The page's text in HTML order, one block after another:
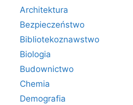
Architektura
Bezpieczeństwo
Bibliotekoznawstwo
Biologia
Budownictwo
Chemia
Demografia